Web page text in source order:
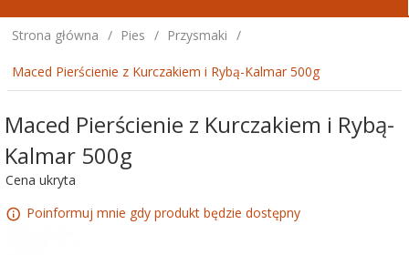
Strona główna Pies Przysmaki
Maced Pierścienie z Kurczakiem i Rybą-Kalmar 500g
Maced Pierścienie z Kurczakiem i Rybą-
Kalmar 500g
Cena ukryta
Poinformuj mnie gdy produkt będzie dostępny